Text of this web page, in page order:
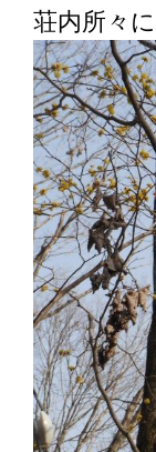
荘内所々